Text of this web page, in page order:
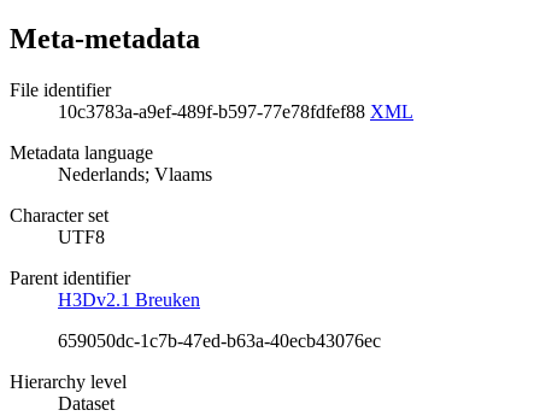
Meta-metadata
File identifier
10c3783a-a9ef-489f-b597-77e78fdfef88 XML
Metadata language
Nederlands; Vlaams
Character set
UTF8
Parent identifier
H3Dv2.1 Breuken
659050dc-1c7b-47ed-b63a-40ecb43076ec
Hierarchy level
Dataset